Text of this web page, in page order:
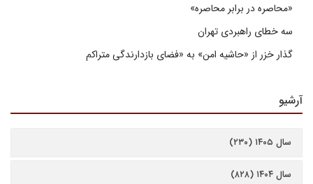
«محاصره در برابر محاصره»
سه خطای راهبردی تهران
گذار خزر از «حاشیه امن» به «فضای بازدارندگی متراکم
آرشیو
سال ۱۴۰۵ (۲۳۰)
سال ۱۴۰۴ (۸۲۸)